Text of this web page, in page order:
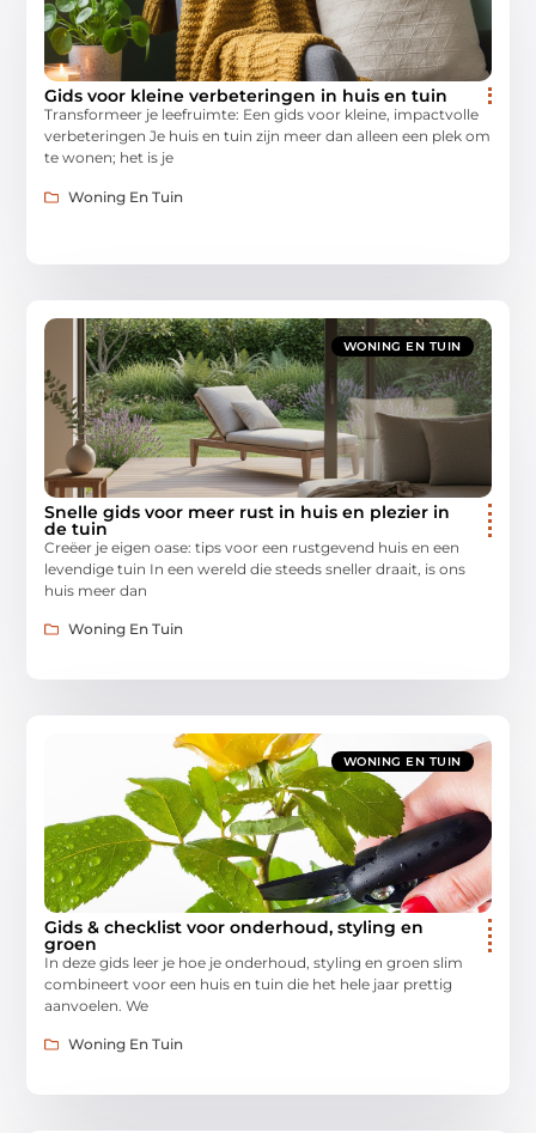
Gids voor kleine verbeteringen in huis en tuin
Transformeer je leefruimte: Een gids voor kleine, impactvolle
verbeteringen Je huis en tuin zijn meer dan alleen een plek om
te wonen; het is je
Woning En Tuin
WONING EN TUIN
Snelle gids voor meer rust in huis en plezier in
de tuin
Creëer je eigen oase: tips voor een rustgevend huis en een
levendige tuin In een wereld die steeds sneller draait, is ons
huis meer dan
Woning En Tuin
WONING EN TUIN
Gids & checklist voor onderhoud, styling en
groen
In deze gids leer je hoe je onderhoud, styling en groen slim
combineert voor een huis en tuin die het hele jaar prettig
aanvoelen. We
Woning En Tuin